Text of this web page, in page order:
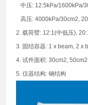
中压: 12.5kPa/1600kPa/
高压: 4000kPa/30cm2,
2. 载荷臂: 12:1(中低压),
3. 固结容器: 1 x beam, 2 x
4. 试件面积: 30cm2,
5. 仪器结构: 钢结构